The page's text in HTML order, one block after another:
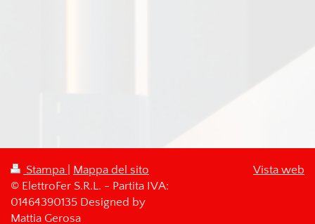
Stampa
Mappa del sito
© ElettroFer S.R.L. - Partita IVA:
01464390135 Designed by
Mattia Gerosa
Vista web